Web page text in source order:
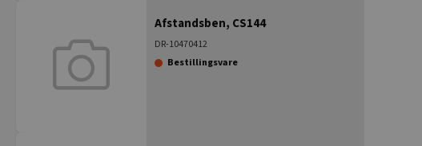
Afstandsben, CS144
DR-10470412
Bestillingsvare